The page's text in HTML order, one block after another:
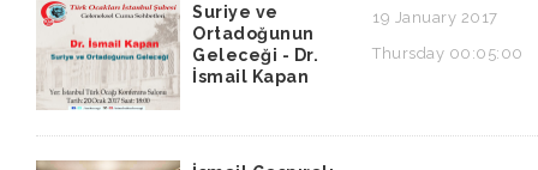
Suriye ve
Ortadoğunun
Geleceği - Dr.
İsmail Kapan
19 January 2017
Thursday 00:05:00